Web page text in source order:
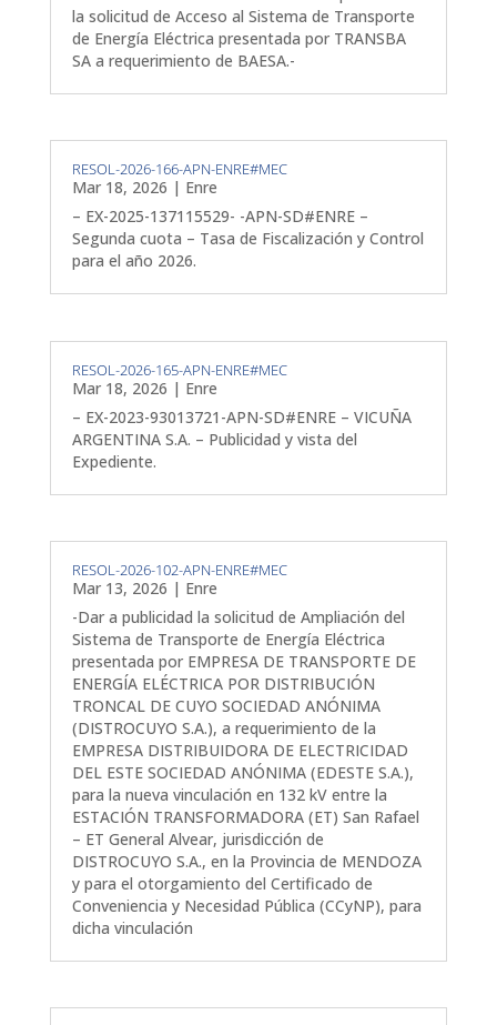
la solicitud de Acceso al Sistema de Transporte
de Energía Eléctrica presentada por TRANSBA
SA a requerimiento de BAESA.-
RESOL-2026-166-APN-ENRE#MEC
Mar 18, 2026 | Enre
– EX-2025-137115529- -APN-SD#ENRE –
Segunda cuota – Tasa de Fiscalización y Control
para el año 2026.
RESOL-2026-165-APN-ENRE#MEC
Mar 18, 2026 | Enre
– EX-2023-93013721-APN-SD#ENRE – VICUÑA
ARGENTINA S.A. – Publicidad y vista del
Expediente.
RESOL-2026-102-APN-ENRE#MEC
Mar 13, 2026 | Enre
-Dar a publicidad la solicitud de Ampliación del
Sistema de Transporte de Energía Eléctrica
presentada por EMPRESA DE TRANSPORTE DE
ENERGÍA ELÉCTRICA POR DISTRIBUCIÓN
TRONCAL DE CUYO SOCIEDAD ANÓNIMA
(DISTROCUYO S.A.), a requerimiento de la
EMPRESA DISTRIBUIDORA DE ELECTRICIDAD
DEL ESTE SOCIEDAD ANÓNIMA (EDESTE S.A.),
para la nueva vinculación en 132 kV entre la
ESTACIÓN TRANSFORMADORA (ET) San Rafael
– ET General Alvear, jurisdicción de
DISTROCUYO S.A., en la Provincia de MENDOZA
y para el otorgamiento del Certificado de
Conveniencia y Necesidad Pública (CCyNP), para
dicha vinculación